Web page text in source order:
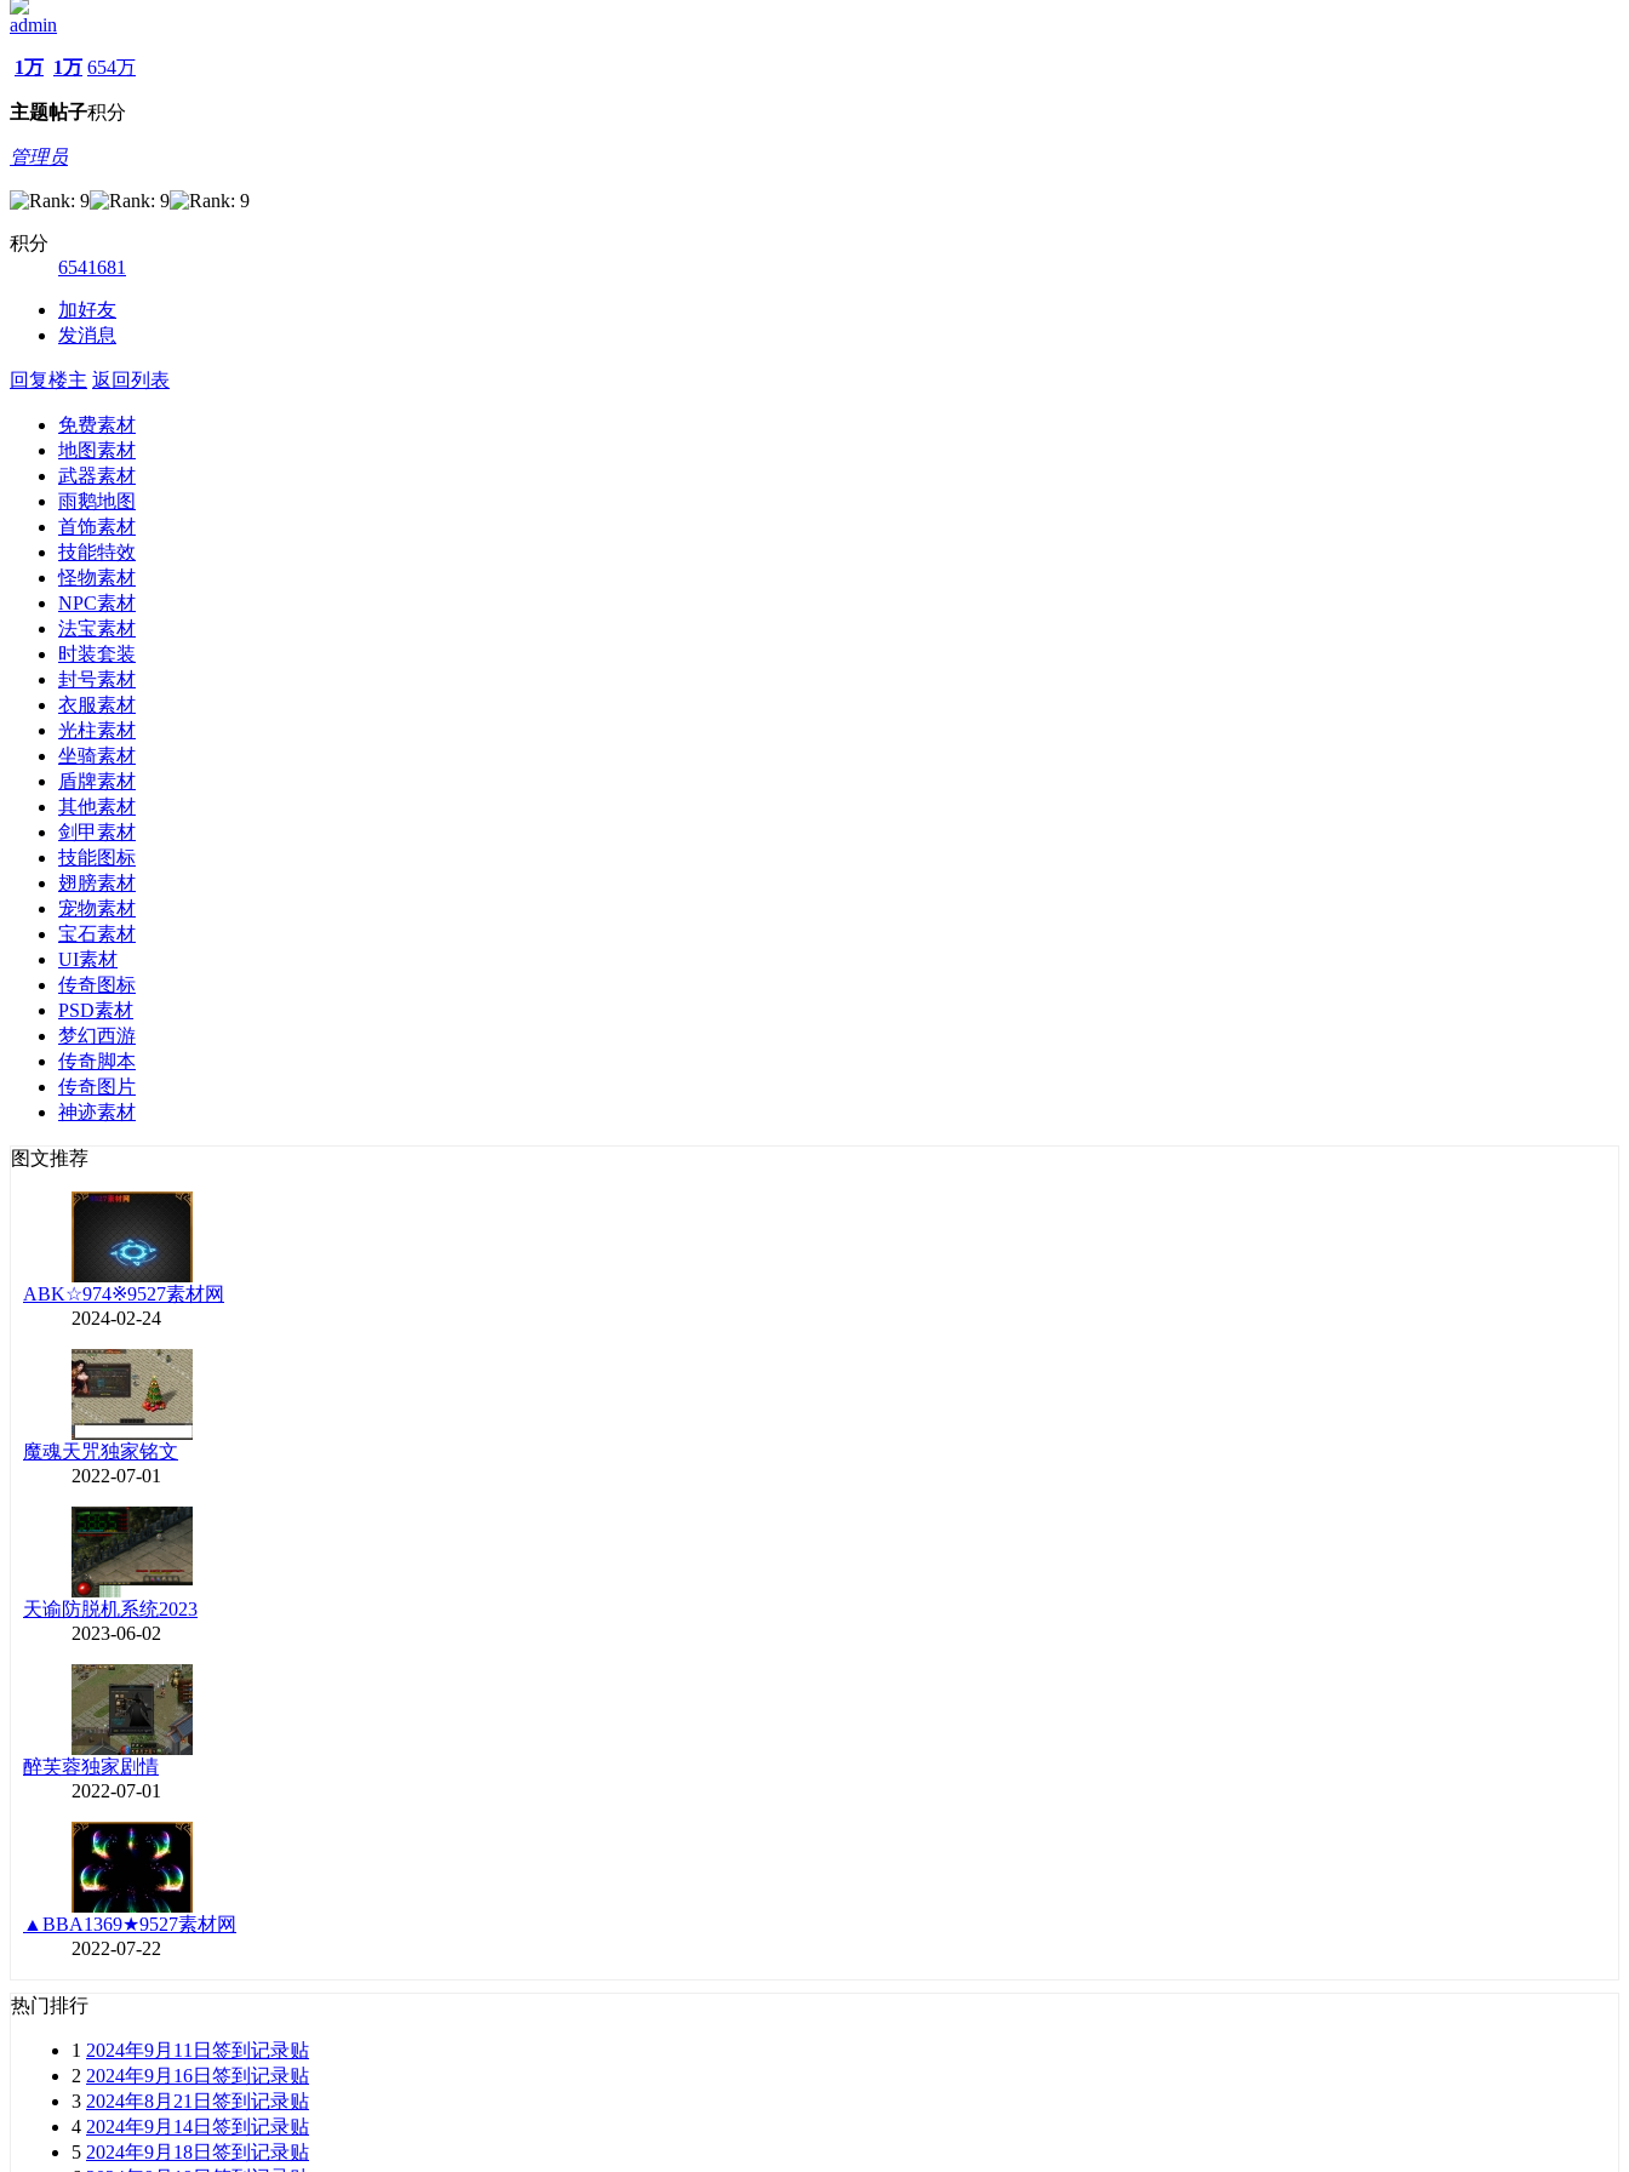
admin
1万
主题
1万
帖子
654万
积分
管理员
积分
6541681
加好友
发消息
回复楼主 返回列表
免费素材
地图素材
武器素材
雨鹅地图
首饰素材
技能特效
怪物素材
NPC素材
法宝素材
时装套装
封号素材
衣服素材
光柱素材
坐骑素材
盾牌素材
其他素材
剑甲素材
技能图标
翅膀素材
宠物素材
宝石素材
UI素材
传奇图标
PSD素材
梦幻西游
传奇脚本
传奇图片
神迹素材
图文推荐
ABK☆974※9527素材网
2024-02-24
魔魂天咒独家铭文
2022-07-01
天谕防脱机系统2023
2023-06-02
醉芙蓉独家剧情
2022-07-01
▲BBA1369★9527素材网
2022-07-22
热门排行
1 2024年9月11日签到记录贴
2 2024年9月16日签到记录贴
3 2024年8月21日签到记录贴
4 2024年9月14日签到记录贴
5 2024年9月18日签到记录贴